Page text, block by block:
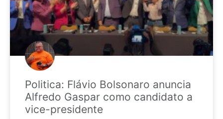
Politica: Flávio Bolsonaro anuncia
Alfredo Gaspar como candidato a
vice-presidente